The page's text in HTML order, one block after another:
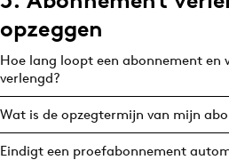
Topics
Artificial Intelligence
Bureaus
Campagnes
Carriere
opzeggen
Hoe lang loopt een abonnement
verlengd?
Wat is de opzegtermijn van mijn
Eindigt een proefabonnement